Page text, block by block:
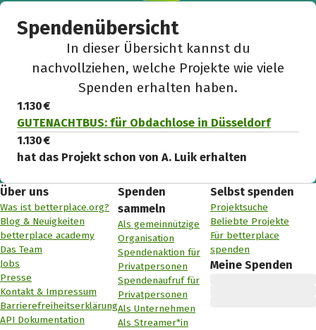
Spendenübersicht
In dieser Übersicht kannst du
nachvollziehen, welche Projekte wie viele
Spenden erhalten haben.
1.130 €
GUTENACHTBUS: für Obdachlose in Düsseldorf
1.130 €
hat das Projekt schon von A. Luik erhalten
Über uns
Was ist betterplace.org?
Blog & Neuigkeiten
betterplace academy
Das Team
Jobs
Presse
Kontakt & Impressum
Barrierefreiheitserklärung
API Dokumentation
Spenden
sammeln
Als gemeinnützige
Organisation
Spendenaktion für
Privatpersonen
Spendenaufruf für
Privatpersonen
Als Unternehmen
Als Streamer*in
Selbst spenden
Projektsuche
Beliebte Projekte
Für betterplace
spenden
Meine Spenden